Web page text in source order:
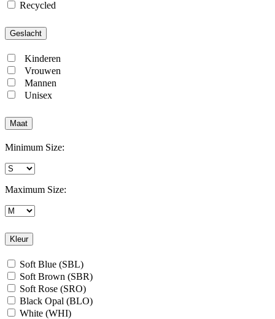
Recycled
Geslacht
Kinderen
Vrouwen
Mannen
Unisex
Maat
Minimum Size:
Maximum Size:
Kleur
Soft Blue (SBL)
Soft Brown (SBR)
Soft Rose (SRO)
Black Opal (BLO)
White (WHI)